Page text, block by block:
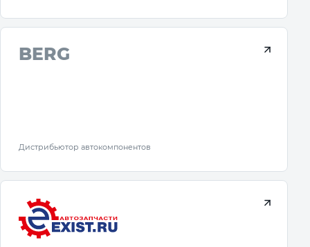
BERG
Дистрибьютор автокомпонентов